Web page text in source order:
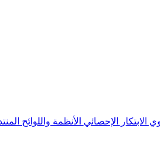
الابتكار الإحصائي الأنظمة واللوائح